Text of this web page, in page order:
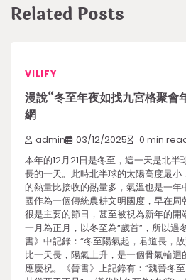
Related Posts
VILIFY
漫說“冬至年夜如找九宮格聚
網
admin 03/12/2025 0 min
本年的12月21日是冬至，這一天是北
長的一天。此時北半球的太陽高度最
的熱量比接收的熱量多，氣溫也是一年
國作為一個傳統農耕文明國度，早在
很是主要的節日，甚至被視為新年的
一月為正月，以冬至為“歲首”，所以過
書》中記錄：“冬至陽氣起，君道長，
比一天長，陽氣上升，是一個骨氣輪
應慶祝。《晉書》上記錄有：“魏晉冬